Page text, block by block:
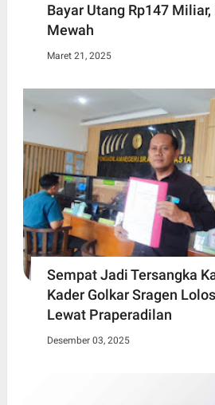
Bayar Utang Rp147
Mewah
Maret 21, 2025
Sempat Jadi Tersangka
Kader Golkar Sragen
Lewat Praperadilan
Desember 03, 2025